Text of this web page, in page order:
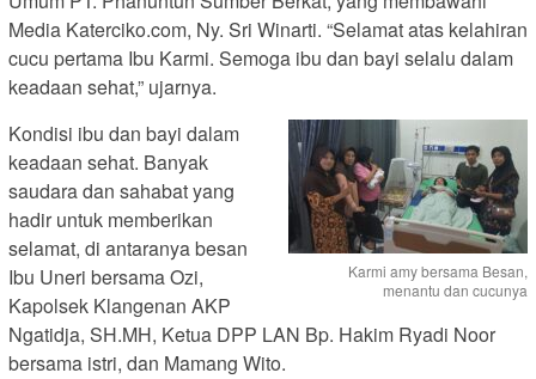
Media Katerciko.com, Ny. Sri Winarti. “Selamat atas kelahiran
cucu pertama Ibu Karmi. Semoga ibu dan bayi selalu dalam
keadaan sehat,” ujarnya.
Karmi amy bersama Besan,
menantu dan cucunya
Kondisi ibu dan bayi dalam
keadaan sehat. Banyak
saudara dan sahabat yang
hadir untuk memberikan
selamat, di antaranya besan
Ibu Uneri bersama Ozi,
Kapolsek Klangenan AKP
Ngatidja, SH.MH, Ketua DPP LAN Bp. Hakim Ryadi Noor
bersama istri, dan Mamang Wito.